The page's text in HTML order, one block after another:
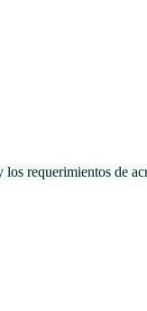
requerimientos de